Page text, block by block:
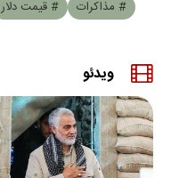
# مذاکرات
# قیمت دلار
ویدئو